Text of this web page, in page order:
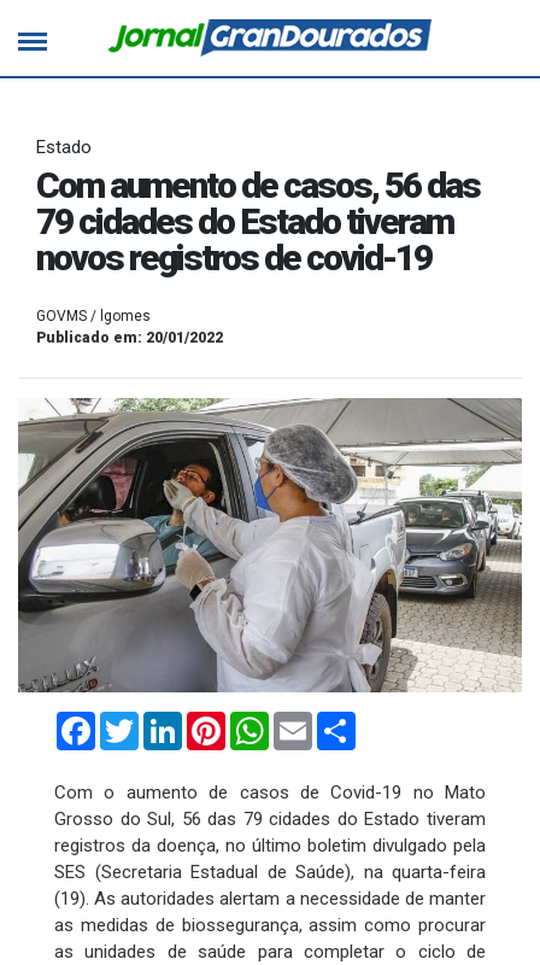
Estado
Com aumento de casos, 56 das
79 cidades do Estado tiveram
novos registros de covid-19
GOVMS / lgomes
Publicado em: 20/01/2022
FacebookTwitterLinkedInPinterestWhatsApp
Email
Com o aumento de casos de Covid-19 no Mato
Grosso do Sul, 56 das 79 cidades do Estado tiveram
registros da doença, no último boletim divulgado pela
SES (Secretaria Estadual de Saúde), na quarta-feira
(19). As autoridades alertam a necessidade de manter
as medidas de biossegurança, assim como procurar
as unidades de saúde para completar o ciclo de